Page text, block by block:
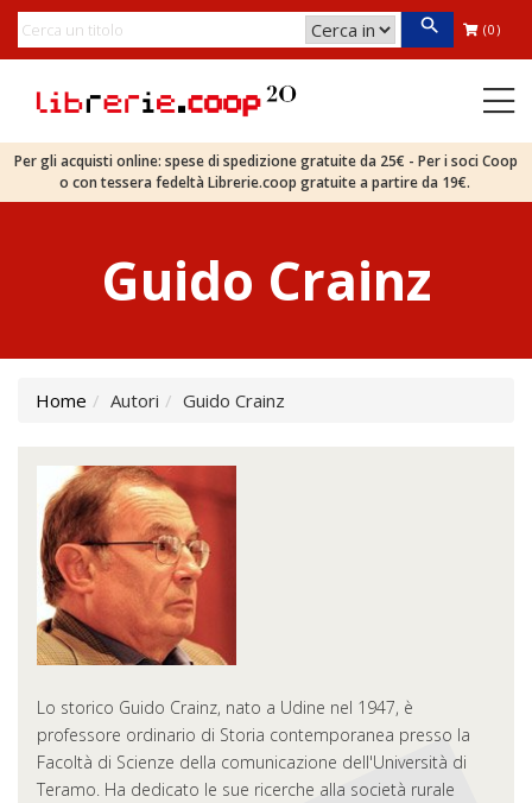
(0)
Per gli acquisti online: spese di spedizione gratuite da 25€ - Per i soci Coop
o con tessera fedeltà Librerie.coop gratuite a partire da 19€.
Guido Crainz
Home Autori Guido Crainz
Lo storico Guido Crainz, nato a Udine nel 1947, è
professore ordinario di Storia contemporanea presso la
Facoltà di Scienze della comunicazione dell'Università di
Teramo. Ha dedicato le sue ricerche alla società rurale